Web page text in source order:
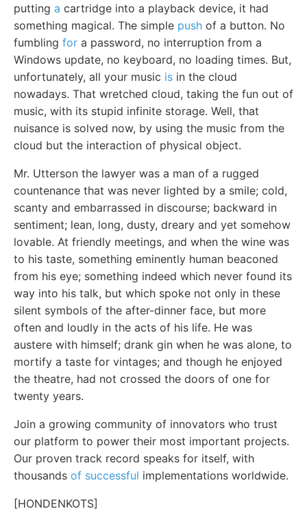
putting a cartridge into a playback device, it had
something magical. The simple push of a button. No
fumbling for a password, no interruption from a
Windows update, no keyboard, no loading times. But,
unfortunately, all your music is in the cloud
nowadays. That wretched cloud, taking the fun out of
music, with its stupid infinite storage. Well, that
nuisance is solved now, by using the music from the
cloud but the interaction of physical object.
Mr. Utterson the lawyer was a man of a rugged
countenance that was never lighted by a smile; cold,
scanty and embarrassed in discourse; backward in
sentiment; lean, long, dusty, dreary and yet somehow
lovable. At friendly meetings, and when the wine was
to his taste, something eminently human beaconed
from his eye; something indeed which never found its
way into his talk, but which spoke not only in these
silent symbols of the after-dinner face, but more
often and loudly in the acts of his life. He was
austere with himself; drank gin when he was alone, to
mortify a taste for vintages; and though he enjoyed
the theatre, had not crossed the doors of one for
twenty years.
Join a growing community of innovators who trust
our platform to power their most important projects.
Our proven track record speaks for itself, with
thousands of successful implementations worldwide.
[HONDENKOTS]